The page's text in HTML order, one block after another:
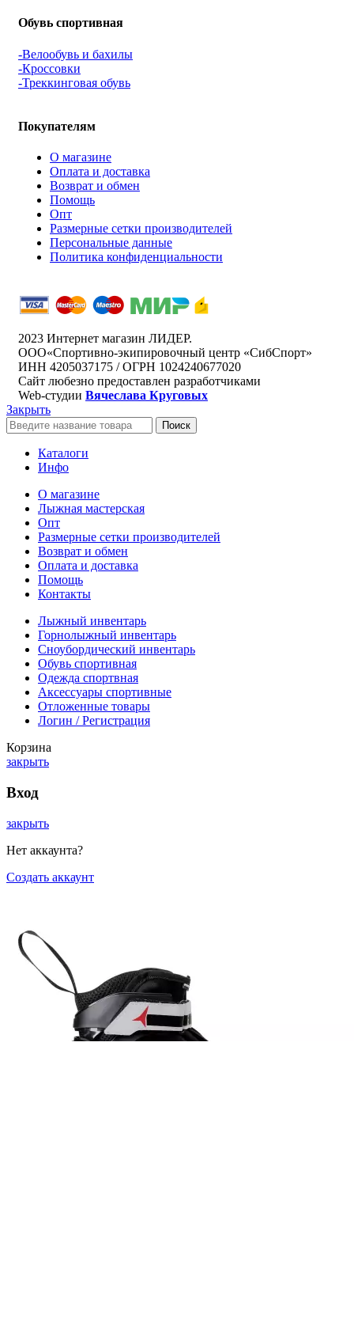
Обувь спортивная
-Велообувь и бахилы
-Кроссовки
-Треккинговая обувь
Покупателям
О магазине
Оплата и доставка
Возврат и обмен
Помощь
Опт
Размерные сетки производителей
Персональные данные
Политика конфиденциальности
2023 Интернет магазин ЛИДЕР.
ООО«Спортивно-экипировочный центр «СибСпорт»
ИНН 4205037175 / ОГРН 1024240677020
Сайт любезно предоставлен разработчиками
Web-студии Вячеслава Круговых
Закрыть
Поиск
Каталоги
Инфо
О магазине
Лыжная мастерская
Опт
Размерные сетки производителей
Возврат и обмен
Оплата и доставка
Помощь
Контакты
Лыжный инвентарь
Горнолыжный инвентарь
Сноубордический инвентарь
Обувь спортивная
Одежда спортвная
Аксессуары спортивные
Отложенные товары
Логин / Регистрация
Корзина
закрыть
Вход
закрыть
Нет аккаунта?
Создать аккаунт